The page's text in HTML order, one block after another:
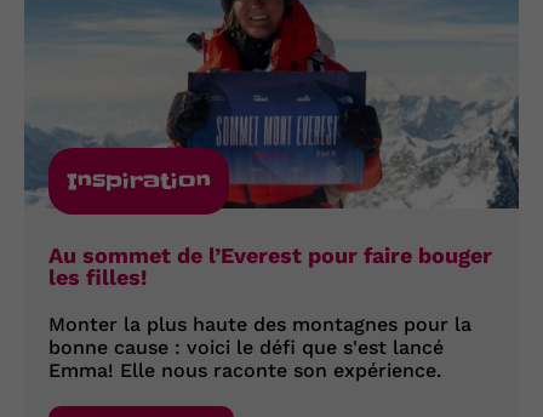
Inspiration
Au sommet de l’Everest pour faire bouger
les filles!
Monter la plus haute des montagnes pour la
bonne cause : voici le défi que s'est lancé
Emma! Elle nous raconte son expérience.